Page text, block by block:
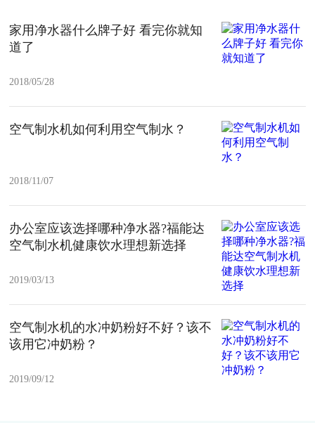
家用净水器什么牌子好 看完你就知
道了
2018/05/28
空气制水机如何利用空气制水？
2018/11/07
办公室应该选择哪种净水器?福能达
空气制水机健康饮水理想新选择
2019/03/13
空气制水机的水冲奶粉好不好？该不
该用它冲奶粉？
2019/09/12